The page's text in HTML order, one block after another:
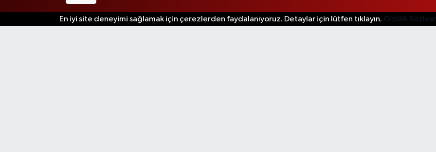
En iyi site deneyimi sağlamak için çerezlerden faydalanıyoruz. Detaylar için lütfen tıklayın. Gizlilik